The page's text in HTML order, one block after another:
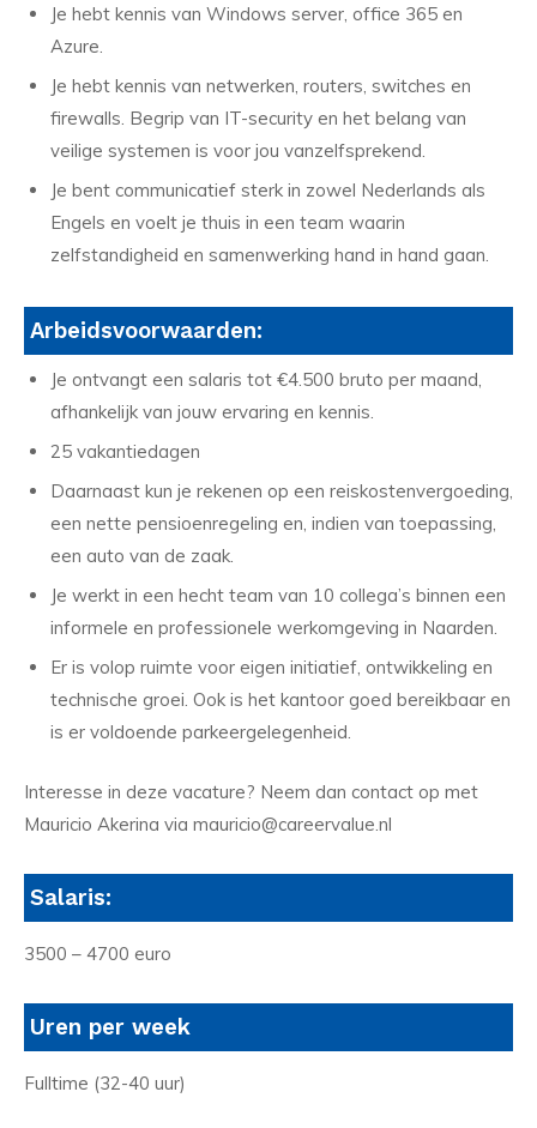
Je hebt kennis van Windows server, office 365 en
Azure.
Je hebt kennis van netwerken, routers, switches en
firewalls. Begrip van IT-security en het belang van
veilige systemen is voor jou vanzelfsprekend.
Je bent communicatief sterk in zowel Nederlands als
Engels en voelt je thuis in een team waarin
zelfstandigheid en samenwerking hand in hand gaan.
Arbeidsvoorwaarden:
Je ontvangt een salaris tot €4.500 bruto per maand,
afhankelijk van jouw ervaring en kennis.
25 vakantiedagen
Daarnaast kun je rekenen op een reiskostenvergoeding,
een nette pensioenregeling en, indien van toepassing,
een auto van de zaak.
Je werkt in een hecht team van 10 collega’s binnen een
informele en professionele werkomgeving in Naarden.
Er is volop ruimte voor eigen initiatief, ontwikkeling en
technische groei. Ook is het kantoor goed bereikbaar en
is er voldoende parkeergelegenheid.
Interesse in deze vacature? Neem dan contact op met
Mauricio Akerina via mauricio@careervalue.nl
Salaris:
3500 – 4700 euro
Uren per week
Fulltime (32-40 uur)